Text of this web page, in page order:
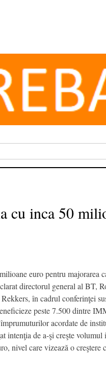
cu inca 50
euro pentru majorarea
directorul general al BT,
în cadrul conferinţei
peste 7.500 dintre
acordate de
de a-şi creşte
nivel care vizează o